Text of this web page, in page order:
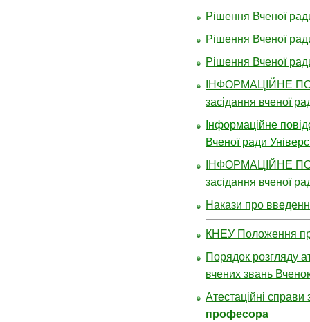
Рішення Вченої
Рішення Вченої
Рішення Вченої
ІНФОРМАЦІЙНЕ
засідання вченої
Інформаційне
Вченої ради
ІНФОРМАЦІЙНЕ
засідання вченої
Накази про
КНЕУ Положення
Порядок розгляду
вчених звань
Атестаційні справи
професора